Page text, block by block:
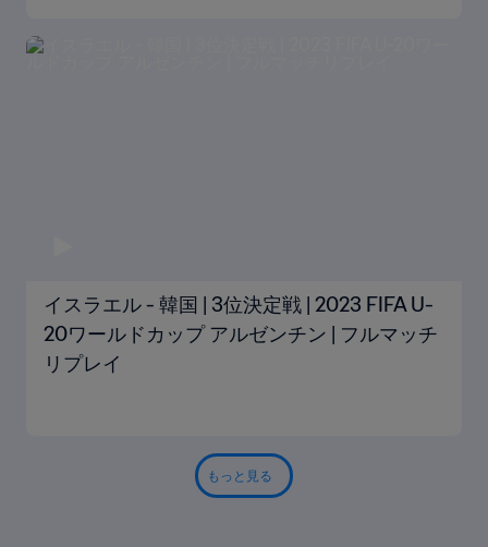
イスラエル - 韓国 | 3位決定戦 | 2023 FIFA U-
20ワールドカップ アルゼンチン | フルマッチ
リプレイ
もっと見る